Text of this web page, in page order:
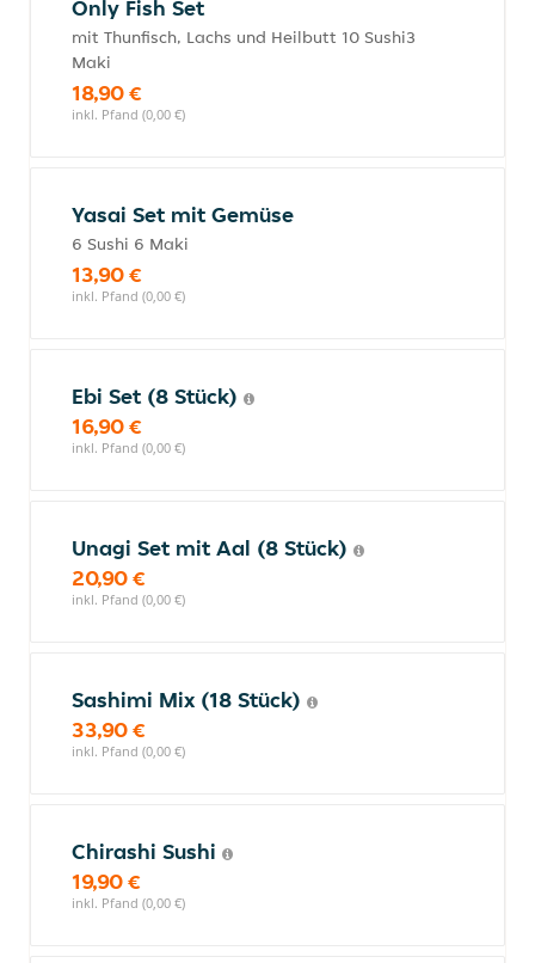
Only Fish Set
mit Thunfisch, Lachs und Heilbutt 10 Sushi3
Maki
18,90 €
inkl. Pfand (0,00 €)
Yasai Set mit Gemüse
6 Sushi 6 Maki
13,90 €
inkl. Pfand (0,00 €)
Ebi Set (8 Stück)
16,90 €
inkl. Pfand (0,00 €)
Unagi Set mit Aal (8 Stück)
20,90 €
inkl. Pfand (0,00 €)
Sashimi Mix (18 Stück)
33,90 €
inkl. Pfand (0,00 €)
Chirashi Sushi
19,90 €
inkl. Pfand (0,00 €)